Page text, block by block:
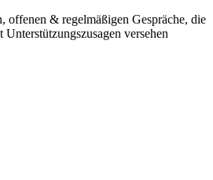
offenen & regelmäßigen Gespräche, die
versehen